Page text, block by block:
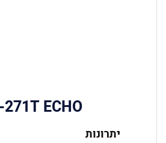
271T ECHO
יתרונות